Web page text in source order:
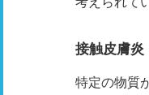
接触皮膚炎
特定の物質